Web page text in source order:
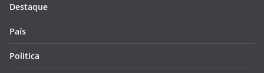
Destaque
País
Politica